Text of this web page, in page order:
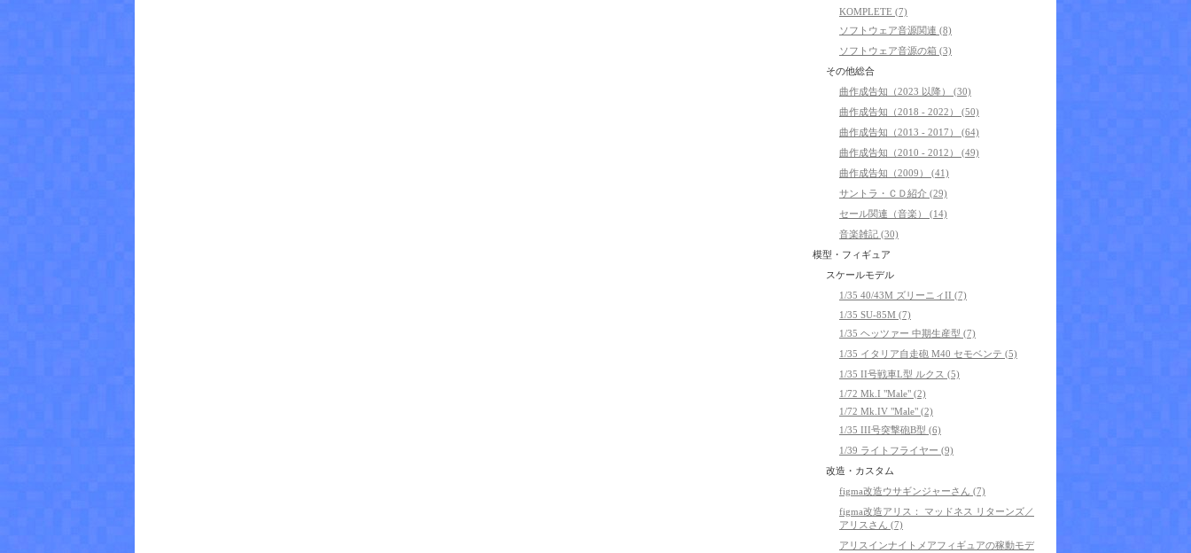
KOMPLETE (7)
ソフトウェア音源関連 (8)
ソフトウェア音源の箱 (3)
その他総合
曲作成告知（2023 以降） (30)
曲作成告知（2018 - 2022） (50)
曲作成告知（2013 - 2017） (64)
曲作成告知（2010 - 2012） (49)
曲作成告知（2009） (41)
サントラ・ＣＤ紹介 (29)
セール関連（音楽） (14)
音楽雑記 (30)
模型・フィギュア
スケールモデル
1/35 40/43M ズリーニィII (7)
1/35 SU-85M (7)
1/35 ヘッツァー 中期生産型 (7)
1/35 イタリア自走砲 M40 セモベンテ (5)
1/35 II号戦車L型 ルクス (5)
1/72 Mk.I "Male" (2)
1/72 Mk.IV "Male" (2)
1/35 III号突撃砲B型 (6)
1/39 ライトフライヤー (9)
改造・カスタム
figma改造ウサギンジャーさん (7)
figma改造アリス： マッドネス リターンズ／
アリスさん (7)
アリスインナイトメアフィギュアの稼動モデ